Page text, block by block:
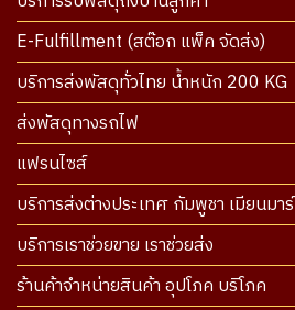
E-Fulfillment (สต๊อก แพ็ค จัดส่ง)
บริการส่งพัสดุทั่วไทย น้ำหนัก 200 KG
ส่งพัสดุทางรถไฟ
แฟรนไซส์
บริการส่งต่างประเทศ กัมพูชา เมียนมาร์
บริการเราช่วยขาย เราช่วยส่ง
ร้านค้าจำหน่ายสินค้า อุปโภค บริโภค